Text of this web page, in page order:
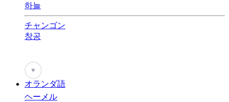
하늘
チャンゴン
창공
♥
オランダ語
ヘーメル